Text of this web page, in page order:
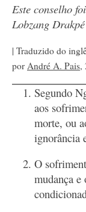
Este conselho
Lobzang
| Traduzido do
por André A. Pais,
Segundo
aos
morte, ou
ignorância
O
mudança e